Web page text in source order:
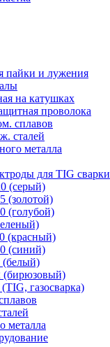
пайки и лужения
на катушках
проволока
сплавов
сталей
металла
для TIG сварки
(серый)
(синий)
газосварка)
металла